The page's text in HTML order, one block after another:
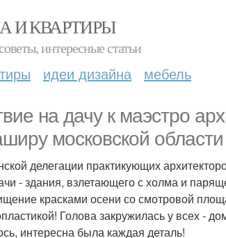
И КВАРТИРЫ
интересные статьи
идеи дизайна мебель
на дачу к маэстро
московской
делегации практикующих
- здания, взлетающего с холма и
красками осени со смотровой
Голова закружилась у всех -
интересна была каждая деталь!